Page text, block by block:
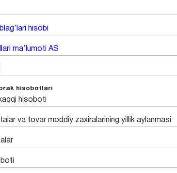
hisobi
ma’lumoti AS
hisobotlari
hisoboti
va tovar moddiy zaxiralarining yillik aylanmasi